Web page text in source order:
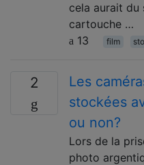
cela aurait du
cartouche …
13
film
2
Les
stockées
ou non?
Lors de la
photo